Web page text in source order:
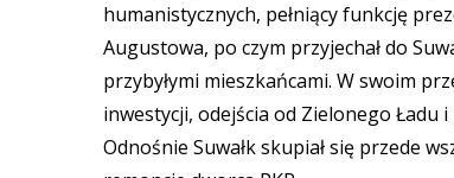
humanistycznych, pełniący funkcję
Augustowa, po czym przyjechał do
przybyłymi mieszkańcami. W swoim
inwestycji, odejścia od Zielonego
Odnośnie Suwałk skupiał się przede